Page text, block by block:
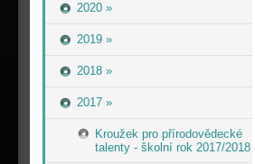
2020 »
2019 »
2018 »
2017 »
Kroužek pro přírodovědecké
talenty - školní rok 2017/2018